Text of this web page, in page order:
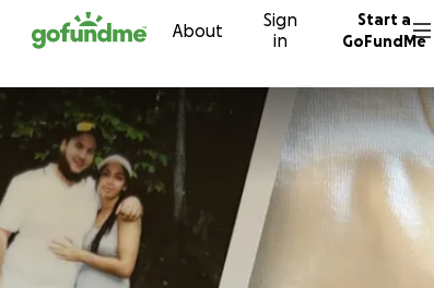
to content About
Sign
in
Start a
GoFundMe